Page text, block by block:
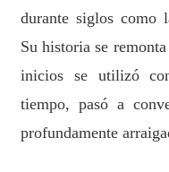
durante siglos como
Su historia se
inicios se utilizó
tiempo, pasó a
profundamente